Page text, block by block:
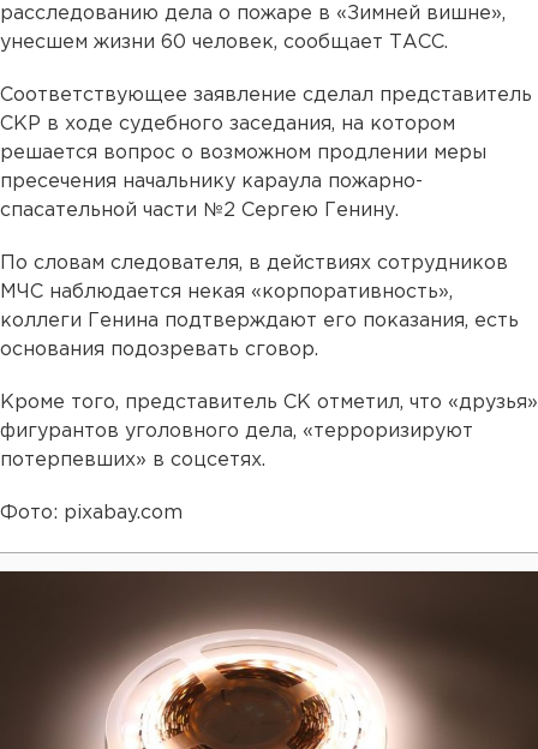
расследованию дела о пожаре в «Зимней вишне»,
унесшем жизни 60 человек, сообщает ТАСС.
Соответствующее заявление сделал представитель
СКР в ходе судебного заседания, на котором
решается вопрос о возможном продлении меры
пресечения начальнику караула пожарно-
спасательной части №2 Сергею Генину.
По словам следователя, в действиях сотрудников
МЧС наблюдается некая «корпоративность»,
коллеги Генина подтверждают его показания, есть
основания подозревать сговор.
Кроме того, представитель СК отметил, что «друзья»
фигурантов уголовного дела, «терроризируют
потерпевших» в соцсетях.
Фото: pixabay.com